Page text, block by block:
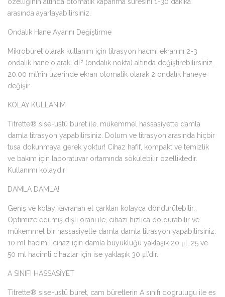
arasında ayarlayabilirsiniz.
Ondalık Hane Ayarını Değiştirme
Mikrobüret olarak kullanım için titrasyon hacmi ekranını 2-3
ondalık hane olarak ‘dP’ (ondalık nokta) altında değiştirebilirsiniz.
20.00 ml’nin üzerinde ekran otomatik olarak 2 ondalık haneye
değişir.
KOLAY KULLANIM
Titrette® sise-üstü büret ile, mükemmel hassasiyette damla
damla titrasyon yapabilirsiniz. Dolum ve titrasyon arasında hiçbir
tusa dokunmaya gerek yoktur! Cihaz hafif, kompakt ve temizlik
ve bakım için laboratuvar ortamında sökülebilir özelliktedir.
Kullanımı kolaydır!
DAMLA DAMLA!
Geniş ve kolay kavranan el çarkları kolayca döndürülebilir.
Optimize edilmiş dişli oranı ile, cihazı hızlıca doldurabilir ve
mükemmel bir hassasiyetle damla damla titrasyon yapabilirsiniz.
10 ml hacimli cihaz için damla büyüklüğü yaklaşık 20 μl, 25 ve
50 ml hacimli cihazlar için ise yaklaşık 30 μl’dir.
A SINIFI HASSASİYET
Titrette® sise-üstü büret, cam büretlerin A sınıfı dogrulugu ile es